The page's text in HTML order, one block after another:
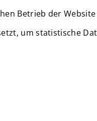
Betrieb der
um statistische